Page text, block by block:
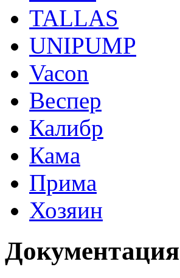
TALLAS
UNIPUMP
Vacon
Веспер
Калибр
Кама
Прима
Хозяин
Документация